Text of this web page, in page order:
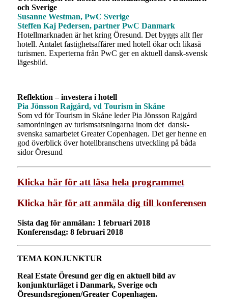
och Sverige
Susanne Westman, PwC Sverige
Steffen Kaj Pedersen, partner PwC Danmark
Hotellmarknaden är het kring Öresund. Det byggs allt fler
hotell. Antalet fastighetsaffärer med hotell ökar och likaså
turismen. Experterna från PwC ger en aktuell dansk-svensk
lägesbild.
Reflektion – investera i hotell
Pia Jönsson Rajgård, vd Tourism in Skåne
Som vd för Tourism in Skåne leder Pia Jönsson Rajgård
samordningen av turismsatsningarna inom det dansk-
svenska samarbetet Greater Copenhagen. Det ger henne en
god överblick över hotellbranschens utveckling på båda
sidor Öresund
Klicka här för att läsa hela programmet
Klicka här för att anmäla dig till konferensen
Sista dag för anmälan: 1 februari 2018
Konferensdag: 8 februari 2018
TEMA KONJUNKTUR
Real Estate Öresund ger dig en aktuell bild av
konjunkturläget i Danmark, Sverige och
Öresundsregionen/Greater Copenhagen.